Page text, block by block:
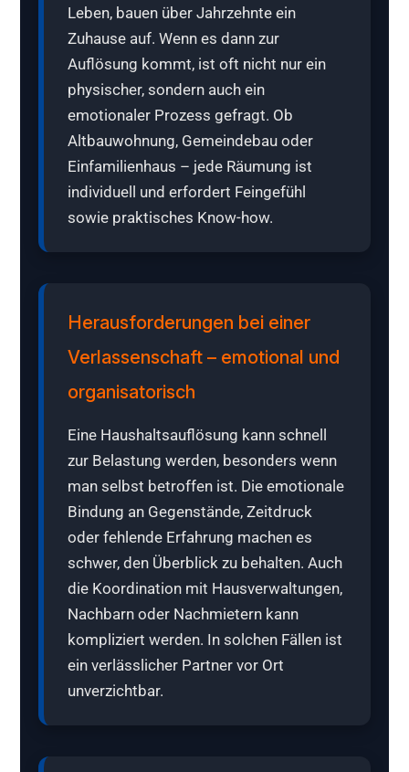
Leben, bauen über Jahrzehnte ein
Zuhause auf. Wenn es dann zur
Auflösung kommt, ist oft nicht nur ein
physischer, sondern auch ein
emotionaler Prozess gefragt. Ob
Altbauwohnung, Gemeindebau oder
Einfamilienhaus – jede Räumung ist
individuell und erfordert Feingefühl
sowie praktisches Know-how.
Herausforderungen bei einer
Verlassenschaft – emotional und
organisatorisch
Eine Haushaltsauflösung kann schnell
zur Belastung werden, besonders wenn
man selbst betroffen ist. Die emotionale
Bindung an Gegenstände, Zeitdruck
oder fehlende Erfahrung machen es
schwer, den Überblick zu behalten. Auch
die Koordination mit Hausverwaltungen,
Nachbarn oder Nachmietern kann
kompliziert werden. In solchen Fällen ist
ein verlässlicher Partner vor Ort
unverzichtbar.